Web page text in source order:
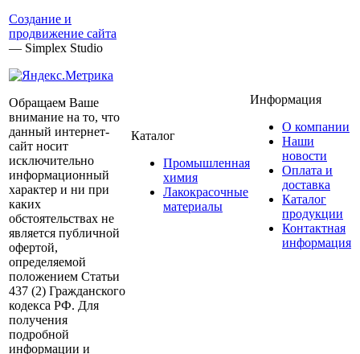
Создание и
продвижение сайта
— Simplex Studio
Обращаем Ваше
внимание на то, что
данный интернет-
сайт носит
исключительно
информационный
характер и ни при
каких
обстоятельствах не
является публичной
офертой,
определяемой
положением Статьи
437 (2) Гражданского
кодекса РФ. Для
получения
подробной
информации и
Каталог
Промышленная
химия
Лакокрасочные
материалы
Информация
О компании
Наши
новости
Оплата и
доставка
Каталог
продукции
Контактная
информация